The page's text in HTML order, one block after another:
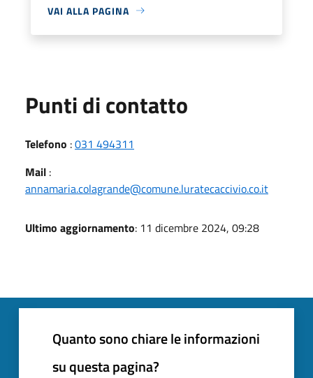
VAI ALLA PAGINA
Punti di contatto
Telefono :031 494311
Mail :
annamaria.colagrande@comune.luratecaccivio.co.it
Ultimo aggiornamento: 11 dicembre 2024, 09:28
Quanto sono chiare le informazioni
su questa pagina?